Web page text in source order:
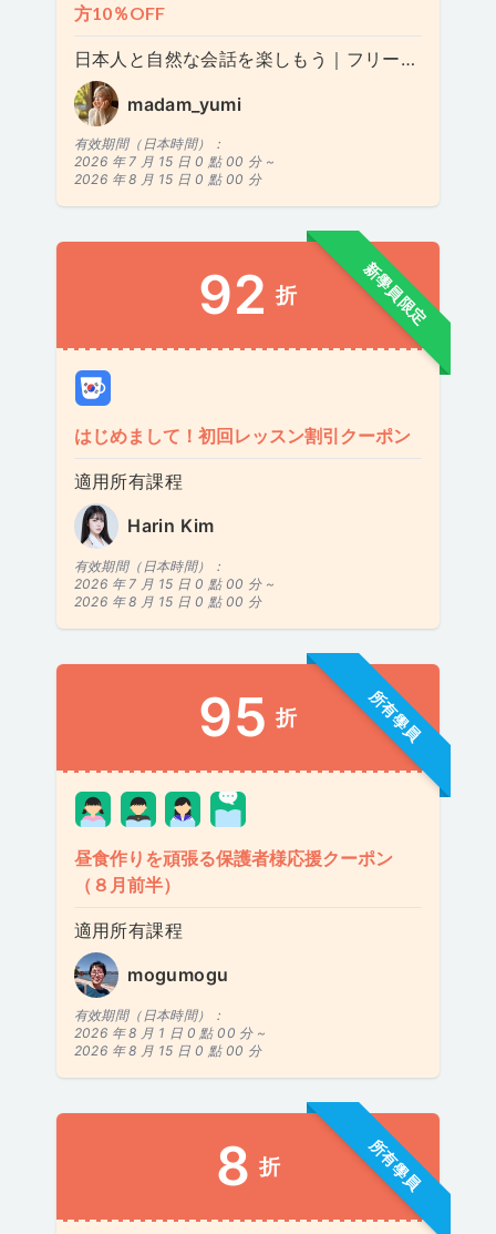
方10％OFF
日本人と自然な会話を楽しもう｜フリートーク 50分
madam_yumi
有效期間（日本時間）：
2026 年 7 月 15 日 0 點 00 分 ~
2026 年 8 月 15 日 0 點 00 分
新學員限定
92 折
はじめまして！初回レッスン割引クーポン
適用所有課程
Harin Kim
有效期間（日本時間）：
2026 年 7 月 15 日 0 點 00 分 ~
2026 年 8 月 15 日 0 點 00 分
所有學員
95 折
昼食作りを頑張る保護者様応援クーポン
（８月前半）
適用所有課程
mogumogu
有效期間（日本時間）：
2026 年 8 月 1 日 0 點 00 分 ~
2026 年 8 月 15 日 0 點 00 分
所有學員
8 折